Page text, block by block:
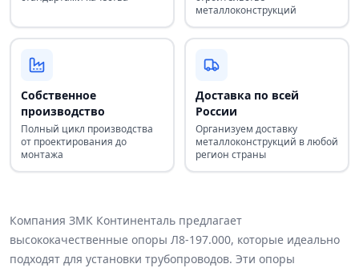
металлоконструкций
Собственное
производство
Полный цикл производства
от проектирования до
монтажа
Доставка по всей
России
Организуем доставку
металлоконструкций в любой
регион страны
Компания ЗМК Континенталь предлагает
высококачественные опоры Л8-197.000, которые идеально
подходят для установки трубопроводов. Эти опоры